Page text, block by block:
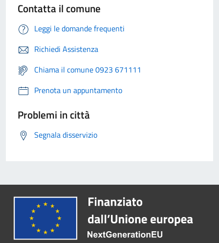
Contatta il comune
Leggi le domande frequenti
Richiedi Assistenza
Chiama il comune 0923 671111
Prenota un appuntamento
Problemi in città
Segnala disservizio